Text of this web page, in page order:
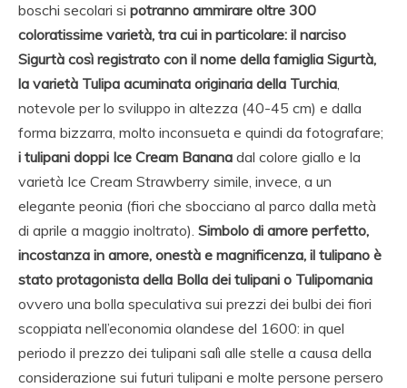
boschi secolari si potranno ammirare oltre 300
coloratissime varietà, tra cui in particolare: il narciso
Sigurtà così registrato con il nome della famiglia Sigurtà,
la varietà Tulipa acuminata originaria della Turchia,
notevole per lo sviluppo in altezza (40-45 cm) e dalla
forma bizzarra, molto inconsueta e quindi da fotografare;
i tulipani doppi Ice Cream Banana dal colore giallo e la
varietà Ice Cream Strawberry simile, invece, a un
elegante peonia (fiori che sbocciano al parco dalla metà
di aprile a maggio inoltrato). Simbolo di amore perfetto,
incostanza in amore, onestà e magnificenza, il tulipano è
stato protagonista della Bolla dei tulipani o Tulipomania
ovvero una bolla speculativa sui prezzi dei bulbi dei fiori
scoppiata nell’economia olandese del 1600: in quel
periodo il prezzo dei tulipani salì alle stelle a causa della
considerazione sui futuri tulipani e molte persone persero